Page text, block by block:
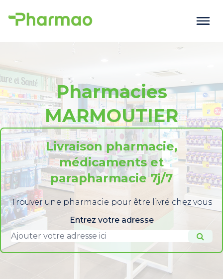
Pharmacies
MARMOUTIER
Livraison pharmacie,
médicaments et
parapharmacie 7j/7
Trouver une pharmacie pour être livré chez vous
Entrez votre adresse